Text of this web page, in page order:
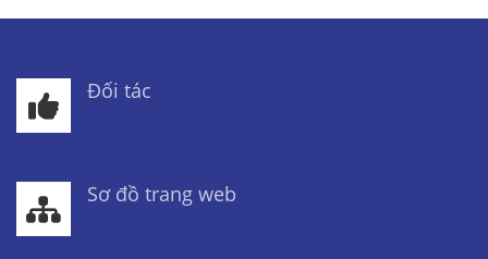
Đối tác
Sơ đồ trang web